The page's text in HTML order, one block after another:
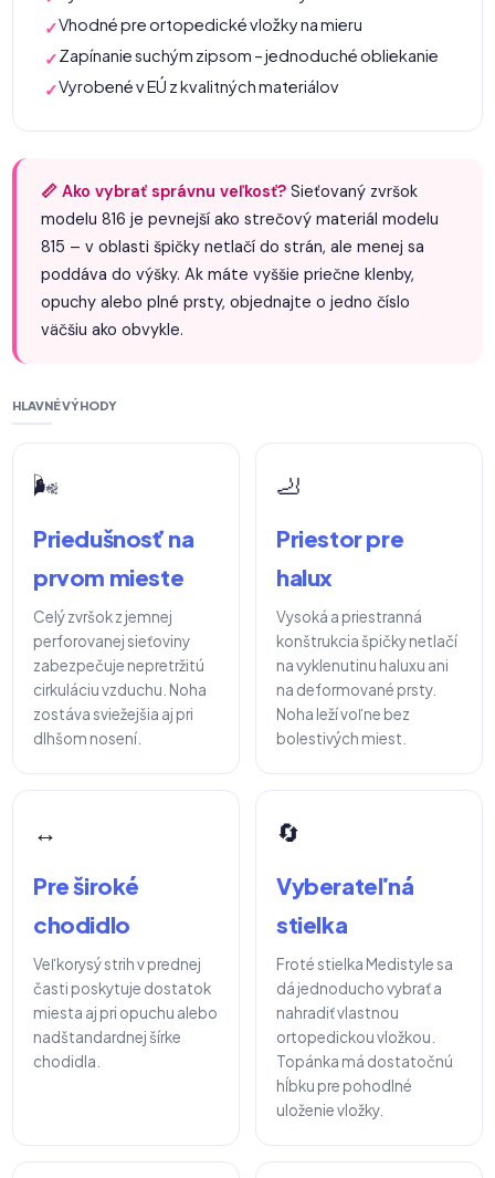
✓Vhodné pre ortopedické vložky na mieru
✓Zapínanie suchým zipsom – jednoduché obliekanie
✓Vyrobené v EÚ z kvalitných materiálov
📏 Ako vybrať správnu veľkosť? Sieťovaný zvršok
modelu 816 je pevnejší ako strečový materiál modelu
815 – v oblasti špičky netlačí do strán, ale menej sa
poddáva do výšky. Ak máte vyššie priečne klenby,
opuchy alebo plné prsty, objednajte o jedno číslo
väčšiu ako obvykle.
HLAVNÉ VÝHODY
🌬️
Priedušnosť na
prvom mieste
Celý zvršok z jemnej
perforovanej sieťoviny
zabezpečuje nepretržitú
cirkuláciu vzduchu. Noha
zostáva sviežejšia aj pri
dlhšom nosení.
🦶
Priestor pre
halux
Vysoká a priestranná
konštrukcia špičky netlačí
na vyklenutinu haluxu ani
na deformované prsty.
Noha leží voľne bez
bolestivých miest.
↔️
Pre široké
chodidlo
Veľkorysý strih v prednej
časti poskytuje dostatok
miesta aj pri opuchu alebo
nadštandardnej šírke
chodidla.
🔄
Vyberateľná
stielka
Froté stielka Medistyle sa
dá jednoducho vybrať a
nahradiť vlastnou
ortopedickou vložkou.
Topánka má dostatočnú
hĺbku pre pohodlné
uloženie vložky.